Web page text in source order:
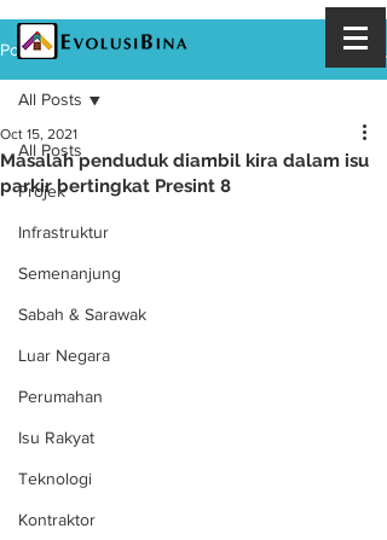
Post
All Posts
Projek
Infrastruktur
Semenanjung
Sabah & Sarawak
Luar Negara
Perumahan
Isu Rakyat
Teknologi
Kontraktor
All Posts
Masalah penduduk diambil kira dalam isu
parkir bertingkat Presint 8
Oct 15, 2021